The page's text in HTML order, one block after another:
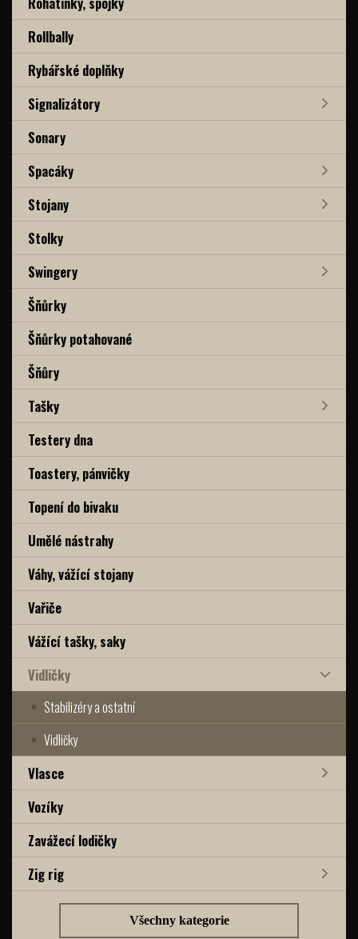
Rollbally
Rybářské doplňky
Signalizátory
Sonary
Spacáky
Stojany
Stolky
Swingery
Šňůrky
Šňůrky potahované
Šňůry
Tašky
Testery dna
Toastery, pánvičky
Topení do bivaku
Umělé nástrahy
Váhy, vážící stojany
Vařiče
Vážící tašky, saky
Vidličky
Stabilizéry a ostatní
Vidličky
Vlasce
Vozíky
Zavážecí lodičky
Zig rig
Všechny kategorie